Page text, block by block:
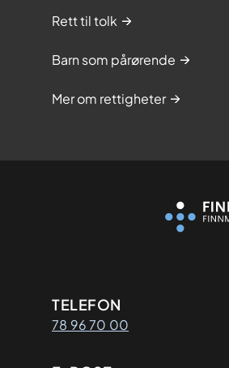
Rett til tolk
Barn som pårørende
Mer om rettigheter
TELEFON
78 96 70 00